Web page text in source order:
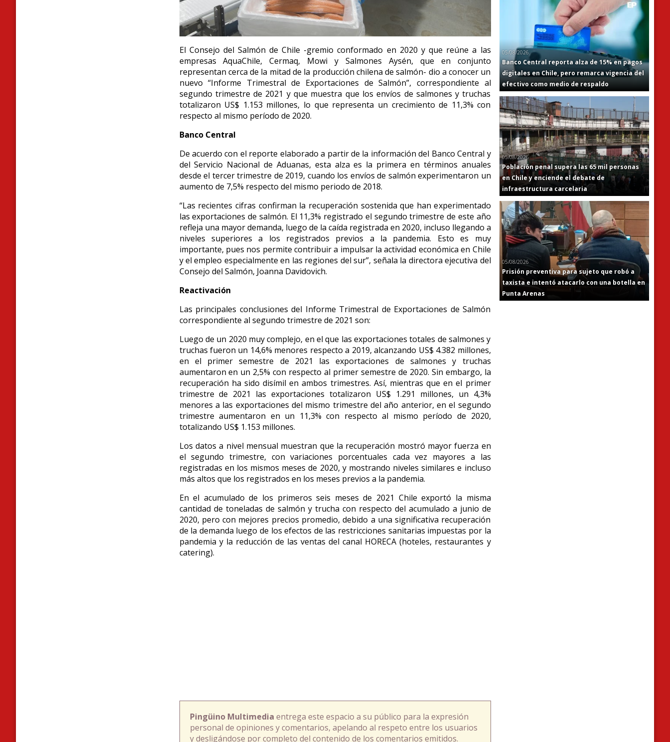
El Consejo del Salmón de Chile -gremio conformado en 2020 y que reúne a las
empresas AquaChile, Cermaq, Mowi y Salmones Aysén, que en conjunto
representan cerca de la mitad de la producción chilena de salmón- dio a conocer un
nuevo “Informe Trimestral de Exportaciones de Salmón”, correspondiente al
segundo trimestre de 2021 y que muestra que los envíos de salmones y truchas
totalizaron US$ 1.153 millones, lo que representa un crecimiento de 11,3% con
respecto al mismo período de 2020.
Banco Central
De acuerdo con el reporte elaborado a partir de la información del Banco Central y
del Servicio Nacional de Aduanas, esta alza es la primera en términos anuales
desde el tercer trimestre de 2019, cuando los envíos de salmón experimentaron un
aumento de 7,5% respecto del mismo periodo de 2018.
“Las recientes cifras confirman la recuperación sostenida que han experimentado
las exportaciones de salmón. El 11,3% registrado el segundo trimestre de este año
refleja una mayor demanda, luego de la caída registrada en 2020, incluso llegando a
niveles superiores a los registrados previos a la pandemia. Esto es muy
importante, pues nos permite contribuir a impulsar la actividad económica en Chile
y el empleo especialmente en las regiones del sur”, señala la directora ejecutiva del
Consejo del Salmón, Joanna Davidovich.
Reactivación
Las principales conclusiones del Informe Trimestral de Exportaciones de Salmón
correspondiente al segundo trimestre de 2021 son:
Luego de un 2020 muy complejo, en el que las exportaciones totales de salmones y
truchas fueron un 14,6% menores respecto a 2019, alcanzando US$ 4.382 millones,
en el primer semestre de 2021 las exportaciones de salmones y truchas
aumentaron en un 2,5% con respecto al primer semestre de 2020. Sin embargo, la
recuperación ha sido disímil en ambos trimestres. Así, mientras que en el primer
trimestre de 2021 las exportaciones totalizaron US$ 1.291 millones, un 4,3%
menores a las exportaciones del mismo trimestre del año anterior, en el segundo
trimestre aumentaron en un 11,3% con respecto al mismo período de 2020,
totalizando US$ 1.153 millones.
Los datos a nivel mensual muestran que la recuperación mostró mayor fuerza en
el segundo trimestre, con variaciones porcentuales cada vez mayores a las
registradas en los mismos meses de 2020, y mostrando niveles similares e incluso
más altos que los registrados en los meses previos a la pandemia.
En el acumulado de los primeros seis meses de 2021 Chile exportó la misma
cantidad de toneladas de salmón y trucha con respecto del acumulado a junio de
2020, pero con mejores precios promedio, debido a una significativa recuperación
de la demanda luego de los efectos de las restricciones sanitarias impuestas por la
pandemia y la reducción de las ventas del canal HORECA (hoteles, restaurantes y
catering).
Pingüino Multimedia entrega este espacio a su público para la expresión
personal de opiniones y comentarios, apelando al respeto entre los usuarios
y desligándose por completo del contenido de los comentarios emitidos.
05/08/2026
Banco Central reporta alza de 15% en pagos
digitales en Chile, pero remarca vigencia del
efectivo como medio de respaldo
05/08/2026
Población penal supera las 65 mil personas
en Chile y enciende el debate de
infraestructura carcelaria
05/08/2026
Prisión preventiva para sujeto que robó a
taxista e intentó atacarlo con una botella en
Punta Arenas